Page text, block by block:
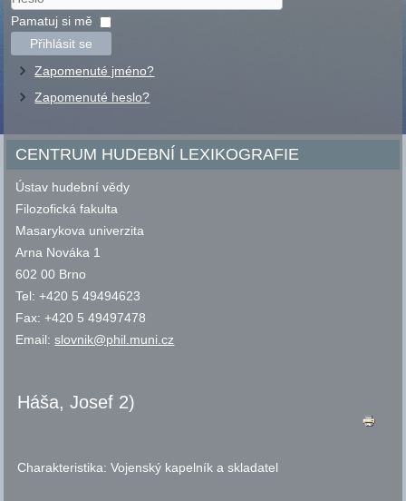
jméno
Heslo
Pamatuj si mě
Přihlásit se
Zapomenuté jméno?
Zapomenuté heslo?
CENTRUM HUDEBNÍ LEXIKOGRAFIE
Ústav hudební vědy
Filozofická fakulta
Masarykova univerzita
Arna Nováka 1
602 00 Brno
Tel: +420 5 49494623
Fax: +420 5 49497478
Email:slovnik@phil.muni.cz
Háša, Josef 2)
Charakteristika:Vojenský kapelník a skladatel